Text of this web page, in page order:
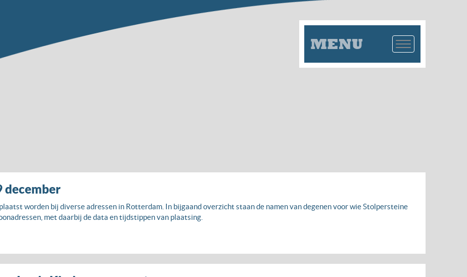
MENU
december
worden bij diverse adressen in Rotterdam. In bijgaand overzicht staan de namen van degenen voor wie Stolpersteine
met daarbij de data en tijdstippen van plaatsing.